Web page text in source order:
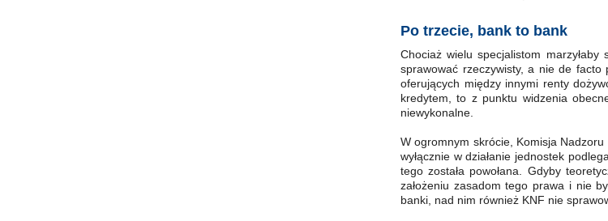
Po trzecie, bank to bank
Chociaż wielu specjalistom
sprawować rzeczywisty, a nie de facto
oferujących między innymi renty
kredytem, to z punktu widzenia
niewykonalne.
W ogromnym skrócie, Komisja
wyłącznie w działanie jednostek
tego została powołana. Gdyby
założeniu zasadom tego prawa i nie
banki, nad nim również KNF nie